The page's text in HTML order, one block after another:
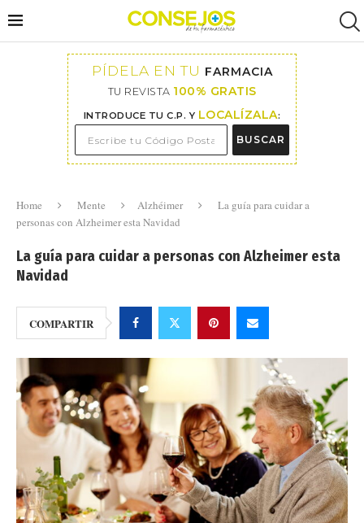
PÍDELA EN TU FARMACIA
TU REVISTA 100% GRATIS
INTRODUCE TU C.P. Y LOCALÍZALA:
BUSCAR
Home Mente Alzhéimer
La guía para cuidar a
personas con Alzheimer esta Navidad
La guía para cuidar a personas con Alzheimer esta
Navidad
COMPARTIR